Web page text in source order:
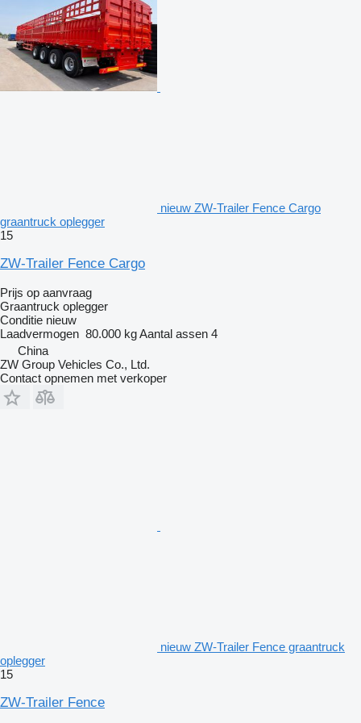
nieuw ZW-Trailer Fence Cargo
graantruck oplegger
15
ZW-Trailer Fence Cargo
Prijs op aanvraag
Graantruck oplegger
Conditie nieuw
Laadvermogen 80.000 kgAantal assen 4
China
ZW Group Vehicles Co., Ltd.
Contact opnemen met verkoper
nieuw ZW-Trailer Fence graantruck
oplegger
15
ZW-Trailer Fence